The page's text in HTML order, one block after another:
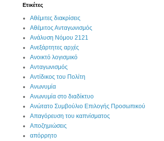
Ετικέτες
Αθέμιτες διακρίσεις
Αθέμιτος Ανταγωνισμός
Ανάλυση Νόμου 2121
Ανεξάρτητες αρχές
Ανοικτό λογισμικό
Ανταγωνισμός
Αντίδικος του Πολίτη
Ανωνυμία
Ανωνυμία στο διαδίκτυο
Ανώτατο Συμβούλιο Επιλογής Προσωπικού
Απαγόρευση του καπνίσματος
Αποζημιώσεις
απόρρητο